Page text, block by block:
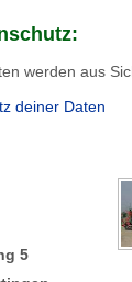
werden aus
deiner Daten
5